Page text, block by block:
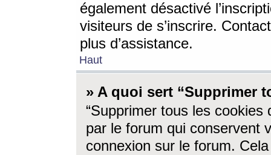
également désactivé
visiteurs de s’inscrire.
plus d’assistance.
Haut
» A quoi sert “Supprimer
“Supprimer tous les cookies
par le forum qui conservent
connexion sur le forum.